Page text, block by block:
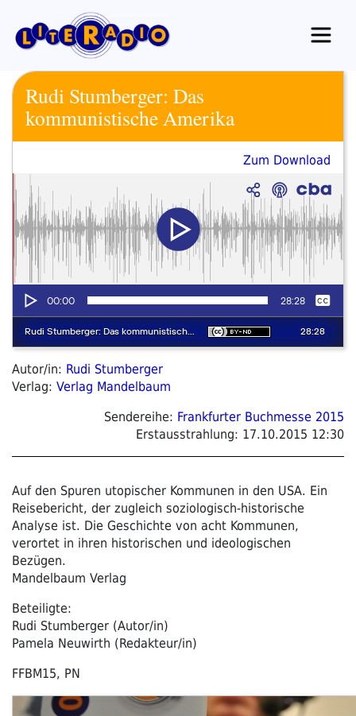
Inhalt
springen
Rudi Stumberger: Das
kommunistische Amerika
Zum Download
Autor/in: Rudi Stumberger
Verlag: Verlag Mandelbaum
Sendereihe: Frankfurter Buchmesse 2015
Erstausstrahlung: 17.10.2015 12:30
Auf den Spuren utopischer Kommunen in den USA. Ein
Reisebericht, der zugleich soziologisch-historische
Analyse ist. Die Geschichte von acht Kommunen,
verortet in ihren historischen und ideologischen
Bezügen.
Mandelbaum Verlag
Beteiligte:
Rudi Stumberger (Autor/in)
Pamela Neuwirth (Redakteur/in)
FFBM15, PN